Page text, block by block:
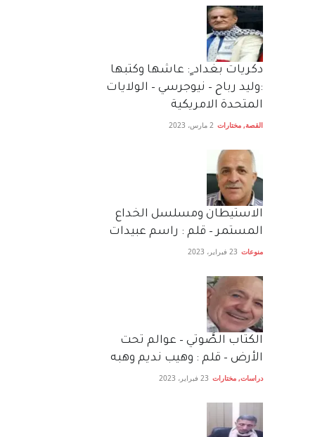
دكريات بغداد ٍ: عاشها وكتبها
:وليد رباح – نيوجرسي – الولايات
المتحدة الامريكية
القصة, مختارات 2 مارس، 2023
الاستيطان ومسلسل الخداع
المستمر – قلم : راسم عبيدات
منوعات 23 فبراير، 2023
الكتاب الصَّوتي – عوالم تحت
الأرض – قلم : وهيب نديم وهبه
دراسات, مختارات 23 فبراير، 2023